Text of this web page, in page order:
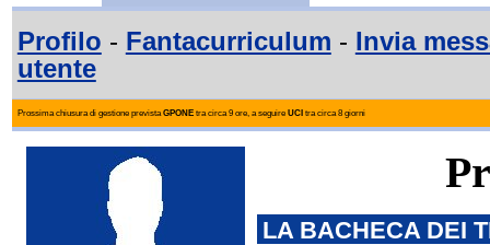
Profilo - Fantacurriculum - Invia
utente
Prossima chiusura di gestione previstaGPONEtra circa 9 ore, a seguire UCI tra circa 8 giorni
LA BACHECA DEI